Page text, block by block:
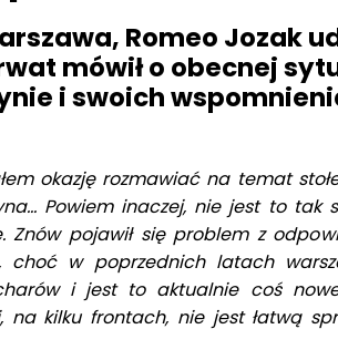
Romeo Jozak
mówił o obecnej
i swoich
okazję rozmawiać na temat
Powiem inaczej, nie jest to tak
Znów pojawił się problem z
choć w poprzednich latach
i jest to aktualnie coś
kilku frontach, nie jest łatwą